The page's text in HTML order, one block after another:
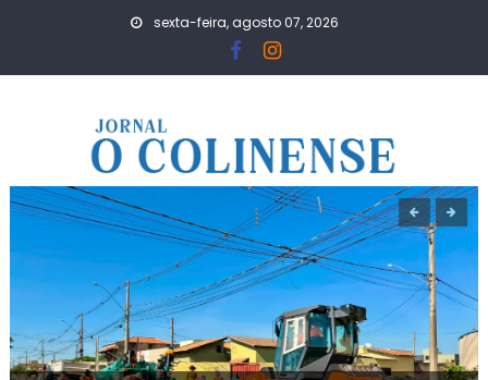
sexta-feira, agosto 07, 2026